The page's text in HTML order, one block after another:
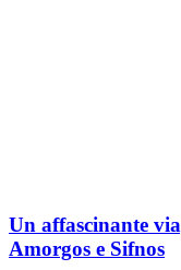
Un affascinante
Amorgos e Sifnos